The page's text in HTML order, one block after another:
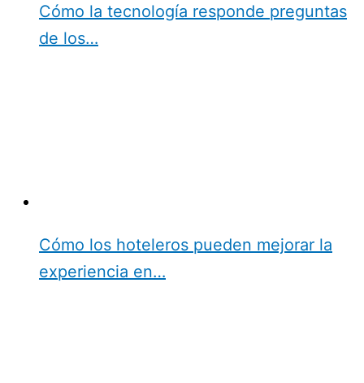
Cómo la tecnología responde preguntas
de los…
Cómo los hoteleros pueden mejorar la
experiencia en…